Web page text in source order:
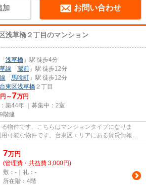
加 お問い合わせ
浅草橋２丁目のマンション
「 浅草橋 」駅 徒歩4分
線 「 蔵前 」駅 徒歩12分
「 馬喰町 」駅 徒歩12分
台東区浅草橋 ２丁目
～7万円
築44年 ｜募集中： 2室
階建
物件です。こちらはマンションタイプになりま
可能な物件です。台東区エリアにある賃貸情報の
社へ...
7万円
(管理費・共益費 3,000円)
敷：-｜礼：-
所在階：4階